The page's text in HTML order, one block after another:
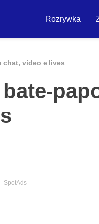
Rozrywka
chat, vídeo e lives
SpotAds